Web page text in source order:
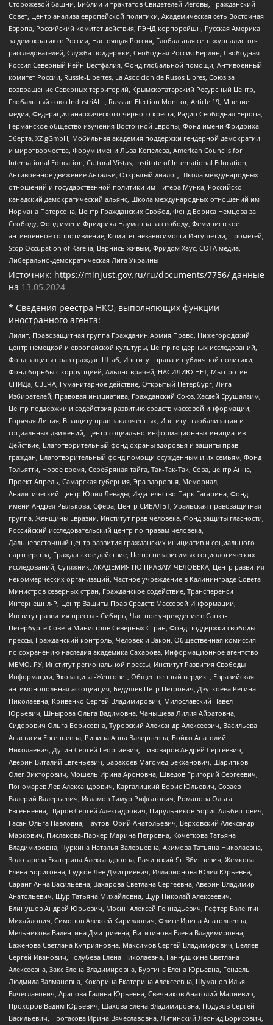
Сторожевой башни, Библии и трактатов Свидетелей Иеговы, Гражданский
Совет, Центр анализа европейской политики, Академическая сеть Восточная
Европа, Российский комитет действия, РЭНД корпорейшн, Русская Америка
за демократию в России, Настоящая Россия, Глобальная сеть журналистов-
расследователей, Служба поддержки, Свободная Россия Берлин, Свободная
Россия Северный Рейн-Вестфалия, Фонд глобальной помощи, Антивоенный
комитет России, Russie-Libertes, La Asocicion de Rusos Libres, Союз за
возвращение Северных территорий, Крымскотатарский Ресурсный Центр,
Глобальный союз IndustriALL, Russian Election Monitor, Article 19, Мнение
медиа, Федерация анархического черного креста, Радио Свободная Европа,
Германское общество изучения Восточной Европы, Фонд имени Фридриха
Эберта, XZ gGmbH, Мобильная академия поддержки гендерной демократии
и миротворчества, Форум имени Льва Копелева, American Councils for
International Education, Cultural Vistas, Institute of International Education,
Антивоенное движение Антальи, Открытый диалог, Школа международных
отношений и государственной политики им Питера Мунка, Российско-
канадский демократический альянс, Школа международных отношений им
Нормана Патерсона, Центр Гражданских Свобод, Фонд Бориса Немцова за
Свободу, Фонд имени Фридриха Науманна за свободу, Феминистское
антивоенное сопротивление, Комитет независимости Ингушетии, Прометей,
Stop Occupation of Karelia, Вернись живым, Фридом Хаус, СОТА медиа,
Либерально-демократическая Лига Украины
Источник: https://minjust.gov.ru/ru/documents/7756/ данные
на 13.05.2024
* Сведения реестра НКО, выполняющих функции
иностранного агента:
Лилит, Правозащитная группа Гражданин.Армия.Право, Нижегородский
центр немецкой и европейской культуры, Центр гендерных исследований,
Фонд защиты прав граждан Штаб, Институт права и публичной политики,
Фонд борьбы с коррупцией, Альянс врачей, НАСИЛИЮ.НЕТ, Мы против
СПИДа, СВЕЧА, Гуманитарное действие, Открытый Петербург, Лига
Избирателей, Правовая инициатива, Гражданский Союз, Хасдей Ерушалаим,
Центр поддержки и содействия развитию средств массовой информации,
Горячая Линия, В защиту прав заключенных, Институт глобализации и
социальных движений, Центр социально-информационных инициатив
Действие, Благотворительный фонд охраны здоровья и защиты прав
граждан, Благотворительный фонд помощи осужденным и их семьям, Фонд
Тольятти, Новое время, Серебряная тайга, Так-Так-Так, Сова, центр Анна,
Проект Апрель, Самарская губерния, Эра здоровья, Мемориал,
Аналитический Центр Юрия Левады, Издательство Парк Гагарина, Фонд
имени Андрея Рылькова, Сфера, Центр СИБАЛЬТ, Уральская правозащитная
группа, Женщины Евразии, Институт прав человека, Фонд защиты гласности,
Российский исследовательский центр по правам человека,
Дальневосточный центр развития гражданских инициатив и социального
партнерства, Гражданское действие, Центр независимых социологических
исследований, Сутяжник, АКАДЕМИЯ ПО ПРАВАМ ЧЕЛОВЕКА, Центр развития
некоммерческих организаций, Частное учреждение в Калининграде Совета
Министров северных стран, Гражданское содействие, Трансперенси
Интернешнл-Р, Центр Защиты Прав Средств Массовой Информации,
Институт развития прессы - Сибирь, Частное учреждение в Санкт-
Петербурге Совета Министров Северных Стран, Фонд поддержки свободы
прессы, Гражданский контроль, Человек и Закон, Общественная комиссия
по сохранению наследия академика Сахарова, Информационное агентство
МЕМО. РУ, Институт региональной прессы, Институт Развития Свободы
Информации, Экозащита!-Женсовет, Общественный вердикт, Евразийская
антимонопольная ассоциация, Бедушев Петр Петрович, Дзугкоева Регина
Николаевна, Кривенко Сергей Владимирович, Милославский Павел
Юрьевич, Шнырова Ольга Вадимовна, Чанышева Лилия Айратовна,
Сидорович Ольга Борисовна, Туровский Александр Алексеевич, Васильева
Анастасия Евгеньевна, Ривина Анна Валерьевна, Бойко Анатолий
Николаевич, Дугин Сергей Георгиевич, Пивоваров Андрей Сергеевич,
Аверин Виталий Евгеньевич, Барахоев Магомед Бекханович, Шарипков
Олег Викторович, Мошель Ирина Ароновна, Шведов Григорий Сергеевич,
Пономарев Лев Александрович, Каргалицкий Борис Юльевич, Созаев
Валерий Валерьевич, Исламов Тимур Рифгатович, Романова Ольга
Евгеньевна, Щаров Сергей Алексадрович, Цирульников Борис Альбертович,
Гасан Ольга Павловна, Паутов Юрий Анатольевич, Верховский Александр
Маркович, Пислакова-Паркер Марина Петровна, Кочеткова Татьяна
Владимировна, Чуркина Наталья Валерьевна, Акимова Татьяна Николаевна,
Золотарева Екатерина Александровна, Рачинский Ян Збигневич, Жемкова
Елена Борисовна, Гудков Лев Дмитриевич, Илларионова Юлия Юрьевна,
Саранг Анна Васильевна, Захарова Светлана Сергеевна, Аверин Владимир
Анатольевич, Щур Татьяна Михайловна, Щур Николай Алексеевич,
Блинушов Андрей Юрьевич, Мосин Алексей Геннадьевич, Гефтер Валентин
Михайлович, Симонов Алексей Кириллович, Флиге Ирина Анатольевна,
Мельникова Валентина Дмитриевна, Вититинова Елена Владимировна,
Баженова Светлана Куприяновна, Максимов Сергей Владимирович, Беляев
Сергей Иванович, Голубева Елена Николаевна, Ганнушкина Светлана
Алексеевна, Закс Елена Владимировна, Буртина Елена Юрьевна, Гендель
Людмила Залмановна, Кокорина Екатерина Алексеевна, Шуманов Илья
Вячеславович, Арапова Галина Юрьевна, Свечников Анатолий Мариевич,
Прохоров Вадим Юрьевич, Шахова Елена Владимировна, Подузов Сергей
Васильевич, Протасова Ирина Вячеславовна, Литинский Леонид Борисович,